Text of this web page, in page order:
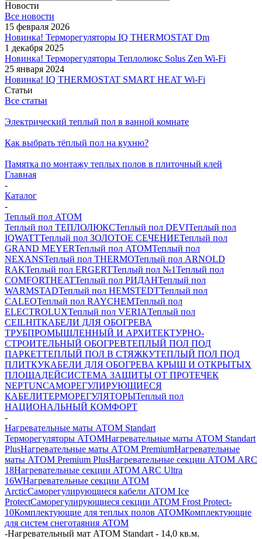
Новости
Все новости
15 февраля 2026
Новинка! Терморегуляторы IQ THERMOSTAT Dm
1 декабря 2025
Новинка! Терморегуляторы Теплолюкс Solus Zen Wi-Fi
25 января 2024
Новинка! IQ THERMOSTAT SMART HEAT Wi-Fi
Статьи
Все статьи
Электрический теплый пол в ванной комнате
Как выбрать тёплый пол на кухню?
Памятка по монтажу теплых полов в плиточный клей
Главная
-
Каталог
-
Теплый пол ATOM
Теплый пол ТЕПЛОЛЮКСТеплый пол DEVIТеплый пол
IQWATTТеплый пол ЗОЛОТОЕ СЕЧЕНИЕТеплый пол
GRAND MEYERТеплый пол ATOMТеплый пол
NEXANSТеплый пол THERMOТеплый пол ARNOLD
RAKТеплый пол ERGERTТеплый пол №1Теплый пол
COMFORTHEATТеплый пол РИДАНТеплый пол
WARMSTADТеплый пол HEMSTEDTТеплый пол
CALEOТеплый пол RAYCHEMТеплый пол
ELECTROLUXТеплый пол VERIAТеплый пол
CEILHITКАБЕЛИ ДЛЯ ОБОГРЕВА
ТРУБПРОМЫШЛЕННЫЙ И АРХИТЕКТУРНО-
СТРОИТЕЛЬНЫЙ ОБОГРЕВТЕПЛЫЙ ПОЛ ПОД
ПАРКЕТТЕПЛЫЙ ПОЛ В СТЯЖКУТЕПЛЫЙ ПОЛ ПОД
ПЛИТКУКАБЕЛИ ДЛЯ ОБОГРЕВА КРЫШ И ОТКРЫТЫХ
ПЛОЩАДЕЙСИСТЕМА ЗАЩИТЫ ОТ ПРОТЕЧЕК
NEPTUNСАМОРЕГУЛИРУЮЩИЕСЯ
КАБЕЛИТЕРМОРЕГУЛЯТОРЫТеплый пол
НАЦИОНАЛЬНЫЙ КОМФОРТ
-
Нагревательные маты АТОМ Standart
Терморегуляторы АТОМНагревательные маты АТОМ Standart
PlusНагревательные маты АТОМ PremiumНагревательные
маты АТОМ Premium PlusНагревательные секции АТОМ ARC
18Нагревательные секции ATOM ARC Ultra
16WНагревательные секции АТОМ
ArcticСаморегулирующиеся кабели ATOM Ice
ProtectСаморегулирующиеся секции ATOM Frost Protect-
10Комплектующие для теплых полов ATOMКомплектующие
для систем снеготаяния ATOM
-Нагревательный мат АТОМ Standart - 14,0 кв.м.